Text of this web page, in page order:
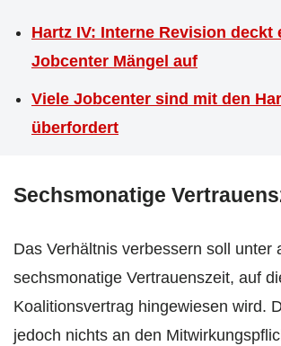
Hartz IV: Interne Revision deckt
Jobcenter Mängel auf
Viele Jobcenter sind mit den
überfordert
Sechsmonatige
Das Verhältnis verbessern soll unter
sechsmonatige Vertrauenszeit, auf
Koalitionsvertrag hingewiesen wird.
jedoch nichts an den